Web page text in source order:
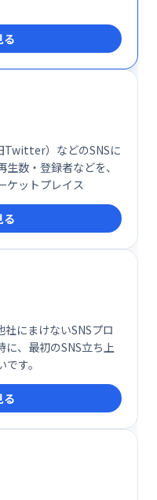
る
）などのSNSに
数・登録者などを、
ケットプレイス
る
にまけないSNSプロ
に、最初のSNS立ち上
す。
る